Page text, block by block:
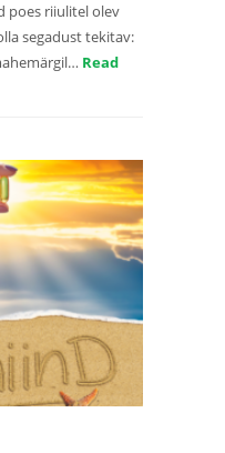
poes riiulitel olev
segadust tekitav:
Read